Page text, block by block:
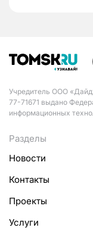
Учредитель ООО
77-71671 выдано
информационных
Разделы
Новости
Контакты
Проекты
Услуги